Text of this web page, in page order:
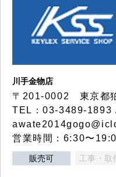
川手金物店
〒201-0002 東京都
TEL：03-3489-1893
営業時間：6:30〜
販売可 工事・取